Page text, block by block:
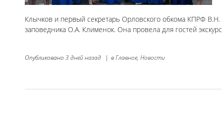
Клычков и первый секретарь Орловского обкома КПРФ
заповедника О.А. Клименок. Она провела для гостей
Опубликовано 3 дней назад | вГлавное, Новости